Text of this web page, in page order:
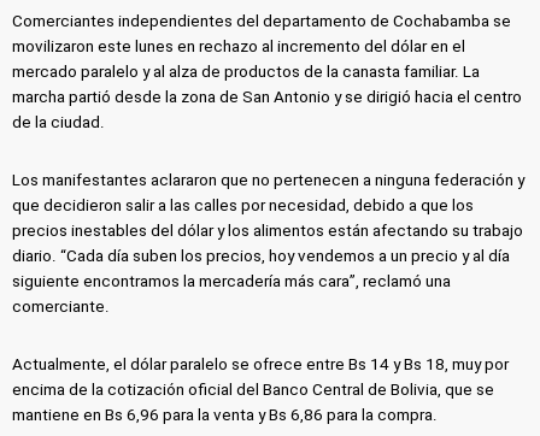
Comerciantes independientes del departamento de Cochabamba se
movilizaron este lunes en rechazo al incremento del dólar en el
mercado paralelo y al alza de productos de la canasta familiar. La
marcha partió desde la zona de San Antonio y se dirigió hacia el centro
de la ciudad.
Los manifestantes aclararon que no pertenecen a ninguna federación y
que decidieron salir a las calles por necesidad, debido a que los
precios inestables del dólar y los alimentos están afectando su trabajo
diario. “Cada día suben los precios, hoy vendemos a un precio y al día
siguiente encontramos la mercadería más cara”, reclamó una
comerciante.
Actualmente, el dólar paralelo se ofrece entre Bs 14 y Bs 18, muy por
encima de la cotización oficial del Banco Central de Bolivia, que se
mantiene en Bs 6,96 para la venta y Bs 6,86 para la compra.